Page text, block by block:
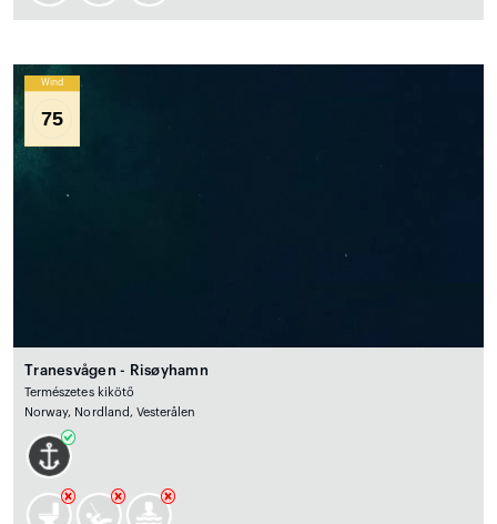
Wind
75
Tranesvågen - Risøyhamn
Természetes kikötő
Norway, Nordland, Vesterålen